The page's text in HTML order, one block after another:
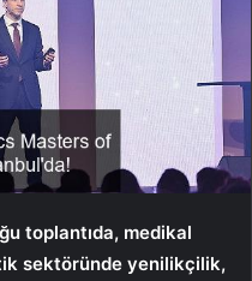
toplantıda, medikal
sektöründe yenilikçilik,